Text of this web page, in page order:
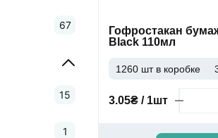
67
15
1
Гофростакан
Black 110мл
1260 шт в коробке
3.05₴ / 1шт